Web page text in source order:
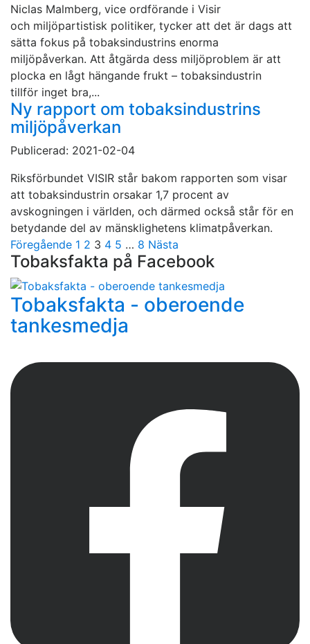
Niclas Malmberg, vice ordförande i Visir
och miljöpartistisk politiker, tycker att det är dags att
sätta fokus på tobaksindustrins enorma
miljöpåverkan. Att åtgärda dess miljöproblem är att
plocka en lågt hängande frukt – tobaksindustrin
tillför inget bra,...
Ny rapport om tobaksindustrins
miljöpåverkan
Publicerad: 2021-02-04
Riksförbundet VISIR står bakom rapporten som visar
att tobaksindustrin orsakar 1,7 procent av
avskogningen i världen, och därmed också står för en
betydande del av mänsklighetens klimatpåverkan.
Sidnumrering
för
inlägg
Föregående 1 2 3 4 5 … 8 Nästa
Tobaksfakta på Facebook
Tobaksfakta - oberoende
tankesmedja